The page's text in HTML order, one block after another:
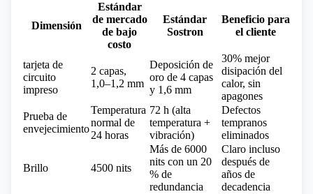
Dimensión
Estándar
de mercado
de bajo
costo
Estándar
Sostron
Beneficio para
el cliente
tarjeta de
circuito
impreso
2 capas,
1,0–1,2 mm
Deposición de
oro de 4 capas
y 1,6 mm
30% mejor
disipación del
calor, sin
apagones
Prueba de
envejecimiento
Temperatura
normal de
24 horas
72 h (alta
temperatura +
vibración)
Defectos
tempranos
eliminados
Brillo 4500 nits
Más de 6000
nits con un 20
% de
redundancia
Claro incluso
después de
años de
decadencia